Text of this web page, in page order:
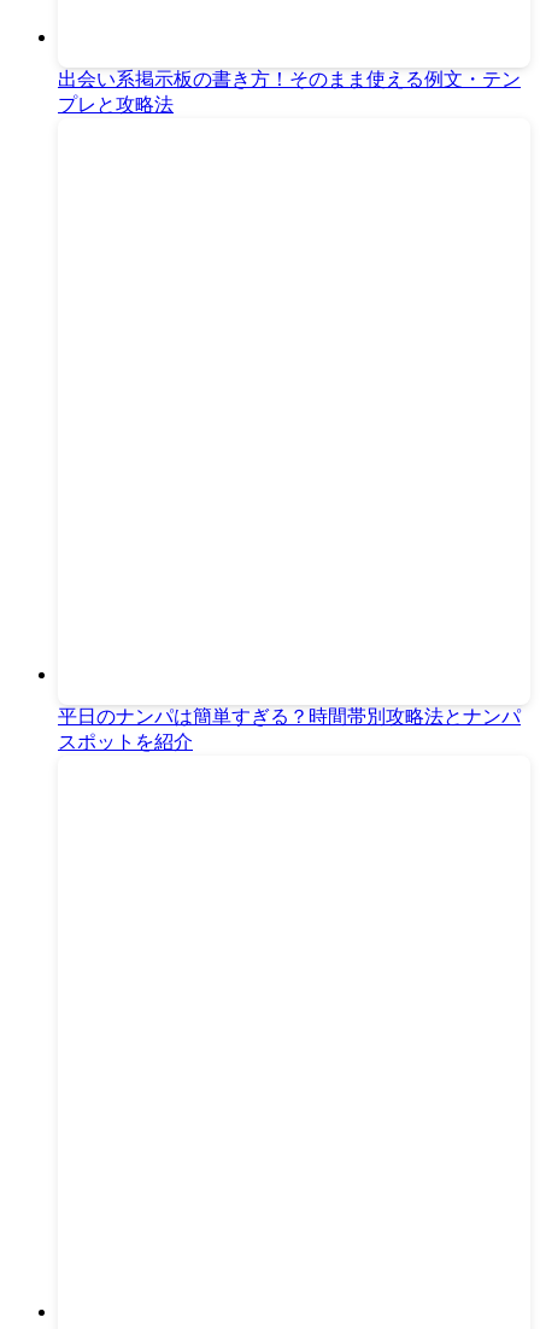
出会い系掲示板の書き方！そのまま使える例文・テン
プレと攻略法
平日のナンパは簡単すぎる？時間帯別攻略法とナンパ
スポットを紹介